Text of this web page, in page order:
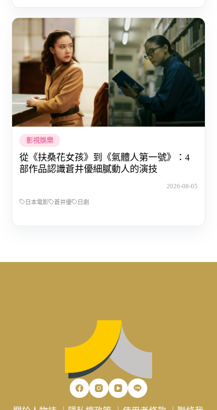
影視娛樂
從《扶桑花女孩》到《氣體人第一號》：4
部作品認識蒼井優細膩動人的演技
2026-08-05
日本電影 蒼井優 日劇